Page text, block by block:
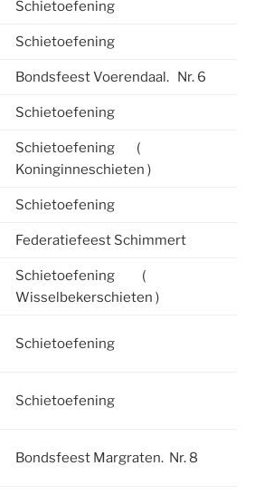
Schietoefening
Schietoefening
Bondsfeest Voerendaal. Nr. 6
Schietoefening
Schietoefening (
Koninginneschieten )
Schietoefening
Federatiefeest Schimmert
Schietoefening (
Wisselbekerschieten )
Schietoefening
Schietoefening
Bondsfeest Margraten. Nr. 8